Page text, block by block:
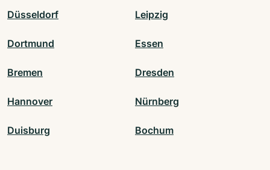
Düsseldorf Leipzig
Dortmund Essen
Bremen Dresden
Hannover Nürnberg
Duisburg Bochum